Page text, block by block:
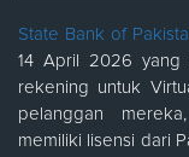
State Bank of
14 April 2026 yang
rekening untuk
pelanggan
memiliki lisensi dari